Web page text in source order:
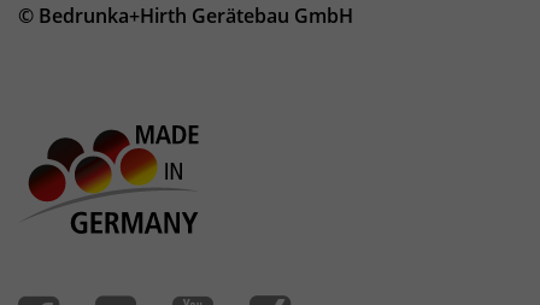
© Bedrunka+Hirth Gerätebau GmbH